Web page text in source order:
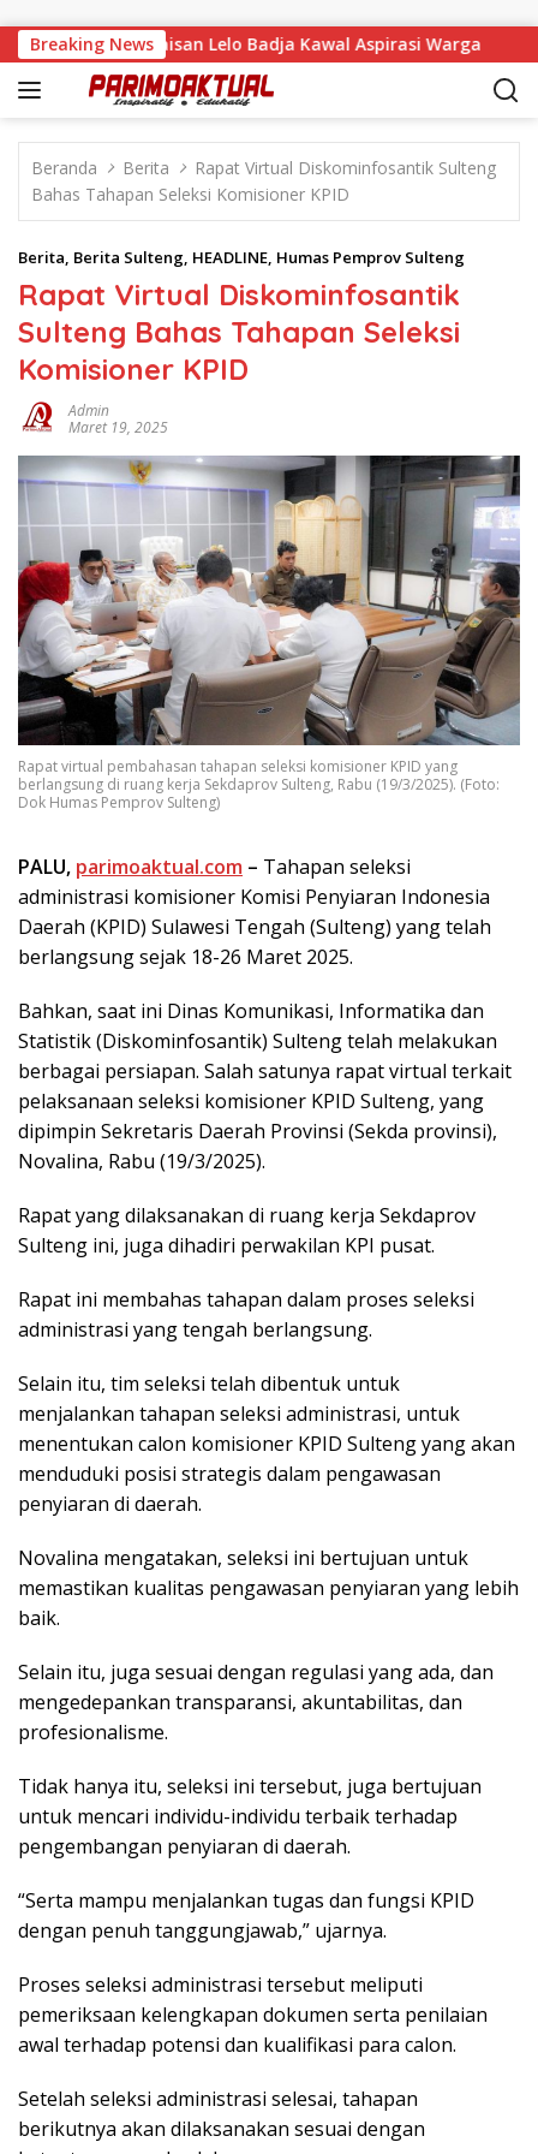
Breaking News
Tandaigi, Faisan Lelo Badja Kawal Aspirasi Warga
Beranda Berita
Rapat Virtual Diskominfosantik Sulteng
Bahas Tahapan Seleksi Komisioner KPID
Berita, Berita Sulteng, HEADLINE, Humas Pemprov Sulteng
Rapat Virtual Diskominfosantik
Sulteng Bahas Tahapan Seleksi
Komisioner KPID
Admin
Maret 19, 2025
Rapat virtual pembahasan tahapan seleksi komisioner KPID yang
berlangsung di ruang kerja Sekdaprov Sulteng, Rabu (19/3/2025). (Foto:
Dok Humas Pemprov Sulteng)
PALU, parimoaktual.com – Tahapan seleksi
administrasi komisioner Komisi Penyiaran Indonesia
Daerah (KPID) Sulawesi Tengah (Sulteng) yang telah
berlangsung sejak 18-26 Maret 2025.
Bahkan, saat ini Dinas Komunikasi, Informatika dan
Statistik (Diskominfosantik) Sulteng telah melakukan
berbagai persiapan. Salah satunya rapat virtual terkait
pelaksanaan seleksi komisioner KPID Sulteng, yang
dipimpin Sekretaris Daerah Provinsi (Sekda provinsi),
Novalina, Rabu (19/3/2025).
Rapat yang dilaksanakan di ruang kerja Sekdaprov
Sulteng ini, juga dihadiri perwakilan KPI pusat.
Rapat ini membahas tahapan dalam proses seleksi
administrasi yang tengah berlangsung.
Selain itu, tim seleksi telah dibentuk untuk
menjalankan tahapan seleksi administrasi, untuk
menentukan calon komisioner KPID Sulteng yang akan
menduduki posisi strategis dalam pengawasan
penyiaran di daerah.
Novalina mengatakan, seleksi ini bertujuan untuk
memastikan kualitas pengawasan penyiaran yang lebih
baik.
Selain itu, juga sesuai dengan regulasi yang ada, dan
mengedepankan transparansi, akuntabilitas, dan
profesionalisme.
Tidak hanya itu, seleksi ini tersebut, juga bertujuan
untuk mencari individu-individu terbaik terhadap
pengembangan penyiaran di daerah.
“Serta mampu menjalankan tugas dan fungsi KPID
dengan penuh tanggungjawab,” ujarnya.
Proses seleksi administrasi tersebut meliputi
pemeriksaan kelengkapan dokumen serta penilaian
awal terhadap potensi dan kualifikasi para calon.
Setelah seleksi administrasi selesai, tahapan
berikutnya akan dilaksanakan sesuai dengan